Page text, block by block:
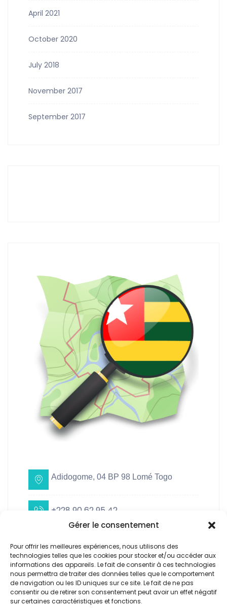
Gérer le consentement
Pour offrir les meilleures expériences, nous utilisons des
technologies telles que les cookies pour stocker et/ou accéder aux
informations des appareils. Le fait de consentir à ces technologies
nous permettra de traiter des données telles que le comportement
de navigation ou les ID uniques sur ce site. Le fait de ne pas
consentir ou de retirer son consentement peut avoir un effet négatif
sur certaines caractéristiques et fonctions.
April 2021
October 2020
July 2018
November 2017
September 2017
Adidogome, 04 BP 98 Lomé Togo
+228 90 62 95 42
contact@openstreetmap.tg